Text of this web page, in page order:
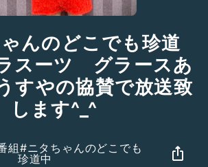
んのどこでも珍道
スーツ グラースあ
すやの協賛で放送致
します^_^
組#ニタちゃんのどこでも
珍道中